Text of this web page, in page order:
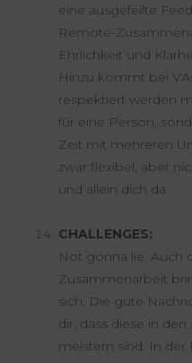
eine ausgefeilte
Remote-
Ehrlichkeit und
Hinzu kommt bei
respektiert werden
für eine Person,
Zeit mit mehreren
zwar flexibel, aber
und allein dich da.
CHALLENGES:
Not gonna lie: Auch
Zusammenarbeit
sich. Die gute
dir, dass diese in
meistern sind. In